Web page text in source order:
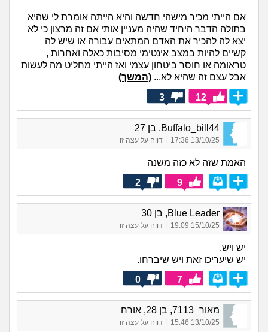
אם הייתי מכיר מישהי חדשה והיא הייתה אומרת לי שהיא
בתולה הדבר היחיד שהיה מעניין אותי אם זה מרצון כי לא
יצא לה להכיר את האדם המתאים עבורה או שיש לה
קשיים להיות במצב אינטימי מסיבות כאלה ואחרות ,
טראומה או חוסר ביטחון עצמי ואז הייתי מחליט מה לעשות
אבל עצם זה שהיא לא... (המשך)
12
3
Buffalo_bill44, בן 27
13/10/25 17:36
| דווח על עצה זו
האמת שזה לא כזה משנה
9
2
Blue Leader, בן 30
15/10/25 19:09
| דווח על עצה זו
יש ויש.
יש שיעריכו זאת ויש שיברחו.
7
0
מאור_7113, בן 28, אורח
13/10/25 15:46 דווח על עצה זו